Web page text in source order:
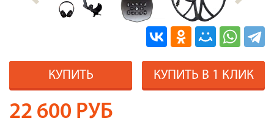
КУПИТЬ КУПИТЬ В 1 КЛИК
22 600 РУБ